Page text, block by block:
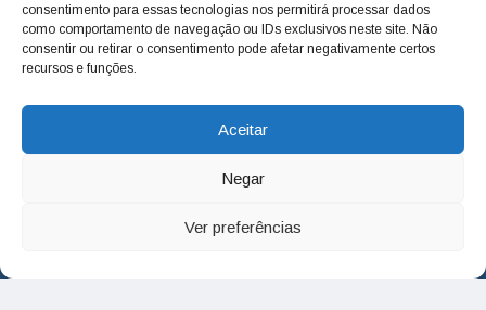
consentimento para essas tecnologias nos permitirá processar dados
como comportamento de navegação ou IDs exclusivos neste site. Não
consentir ou retirar o consentimento pode afetar negativamente certos
recursos e funções.
Aceitar
Negar
Ver preferências
deixamos de lado as necessidades do cidadão, sempre
questionando os órgãos públicos em busca de melhorias
para a cidade e sempre cobrando resoluções para casos
adm@jtv.com.br
(19) 3929-6225